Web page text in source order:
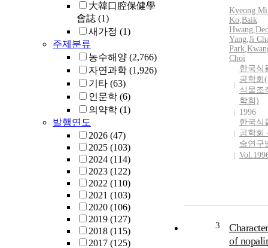
大韓口腔保健學
會誌 (1)
새가정 (1)
주제분류
농수해양 (2,766)
자연과학 (1,926)
기타 (63)
인문학 (6)
의약학 (1)
발행연도
2026 (47)
2025 (103)
2024 (114)
2023 (122)
2022 (110)
2021 (103)
2020 (106)
2019 (127)
2018 (115)
2017 (125)
Kyeong
Ko,Baik
Hwang,
Yang,Ji
Park,
Choi
한국식
공학회
식물조
학회)
1996
한국식
공학회
술연구
3
of